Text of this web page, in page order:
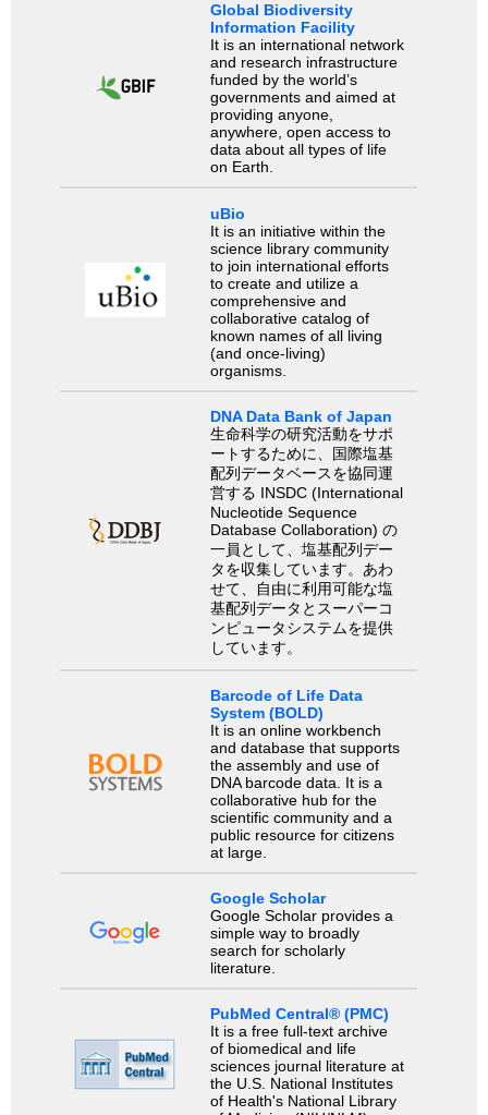
Global Biodiversity
Information Facility
It is an international network
and research infrastructure
funded by the world’s
governments and aimed at
providing anyone,
anywhere, open access to
data about all types of life
on Earth.
uBio
It is an initiative within the
science library community
to join international efforts
to create and utilize a
comprehensive and
collaborative catalog of
known names of all living
(and once-living)
organisms.
DNA Data Bank of Japan
生命科学の研究活動をサポ
ートするために、国際塩基
配列データベースを協同運
営する INSDC (International
Nucleotide Sequence
Database Collaboration) の
一員として、塩基配列デー
タを収集しています。あわ
せて、自由に利用可能な塩
基配列データとスーパーコ
ンピュータシステムを提供
しています。
Barcode of Life Data
System (BOLD)
It is an online workbench
and database that supports
the assembly and use of
DNA barcode data. It is a
collaborative hub for the
scientific community and a
public resource for citizens
at large.
Google Scholar
Google Scholar provides a
simple way to broadly
search for scholarly
literature.
PubMed Central® (PMC)
It is a free full-text archive
of biomedical and life
sciences journal literature at
the U.S. National Institutes
of Health's National Library